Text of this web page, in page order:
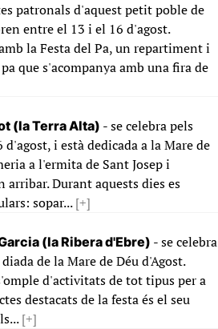
patronals d'aquest petit poble de
entre el 13 i el 16 d'agost.
la Festa del Pa, un repartiment i
que s'acompanya amb una fira de
(la Terra Alta) - se celebra pels
i està dedicada a la Mare de
a l'ermita de Sant Josep i
arribar. Durant aquests dies es
sopar...[+]
(la Ribera d'Ebre) - se celebra
de la Mare de Déu d'Agost.
d'activitats de tot tipus per a
destacats de la festa és el seu
[+]